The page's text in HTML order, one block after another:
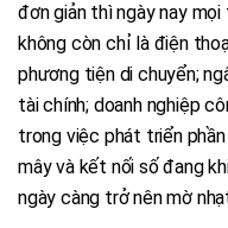
đơn giản thì ngày nay
không còn chỉ là điện
phương tiện di chuyển;
tài chính; doanh nghiệp
trong việc phát triển
mây và kết nối số đang
ngày càng trở nên mờ